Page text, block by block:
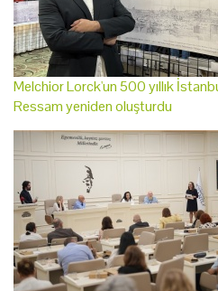
Melchior Lorck'un 500 yıllık
Ressam yeniden oluşturdu